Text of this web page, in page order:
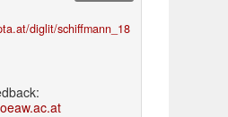
diglit/schiffmann_18